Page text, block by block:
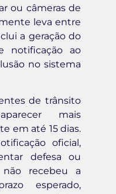
ou câmeras de
leva entre
a geração do
notificação ao
no sistema
de trânsito
mais
em até 15 dias.
oficial,
defesa ou
não recebeu a
esperado,